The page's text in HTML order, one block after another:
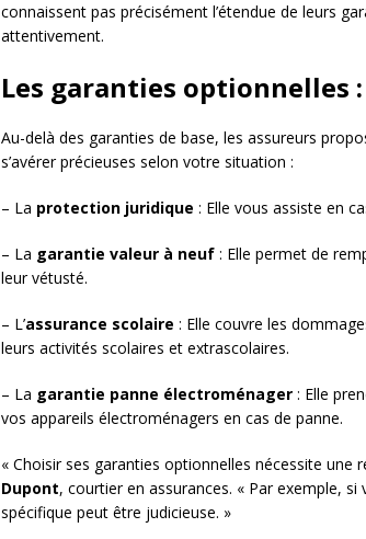
connaissent pas précisément l’étendue de leurs
attentivement.
Les garanties optionnelles
Au-delà des garanties de base, les assureurs
s’avérer précieuses selon votre situation :
– La protection juridique : Elle vous assiste en
– La garantie valeur à neuf : Elle permet de
leur vétusté.
– L’assurance scolaire : Elle couvre les
leurs activités scolaires et extrascolaires.
– La garantie panne électroménager : Elle
vos appareils électroménagers en cas de panne.
« Choisir ses garanties optionnelles nécessite une
Dupont, courtier en assurances. « Par exemple,
spécifique peut être judicieuse. »